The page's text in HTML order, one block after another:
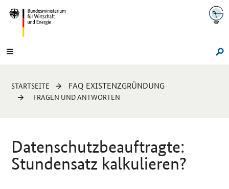
Navigation
Hauptmenü
Sie
sind
STARTSEITE FAQ EXISTENZGRÜNDUNG
FRAGEN UND ANTWORTEN
Datenschutzbeauftragte:
Stundensatz kalkulieren?